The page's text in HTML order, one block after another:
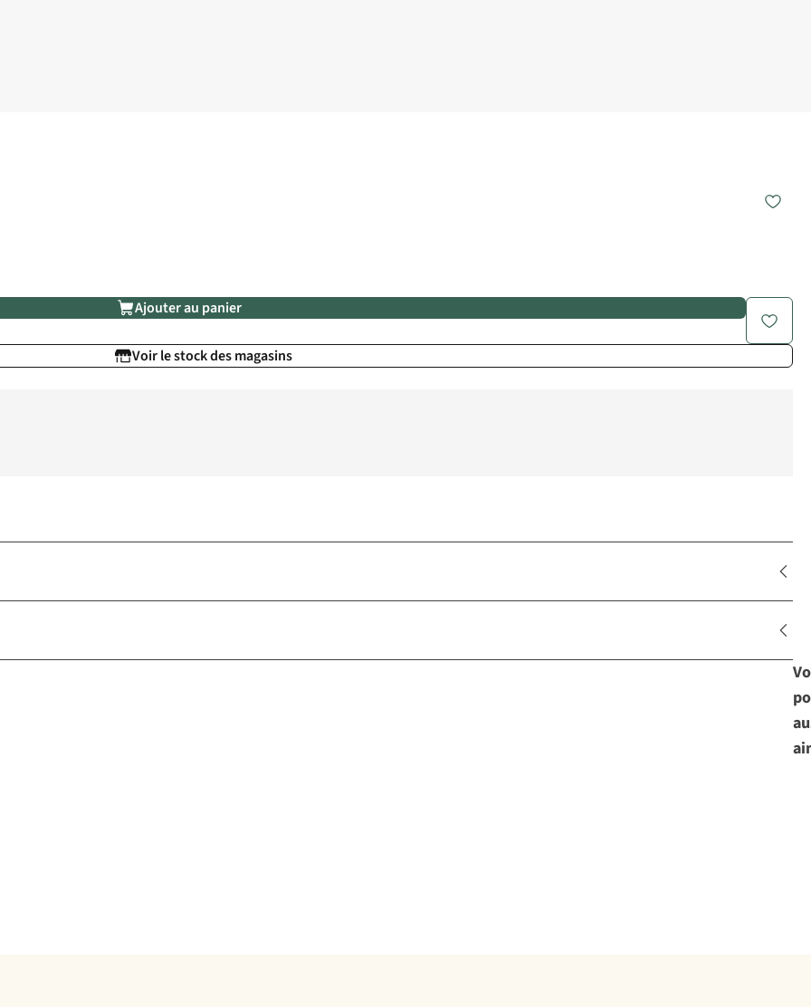
Ajouter au panier
Voir le stock des magasins